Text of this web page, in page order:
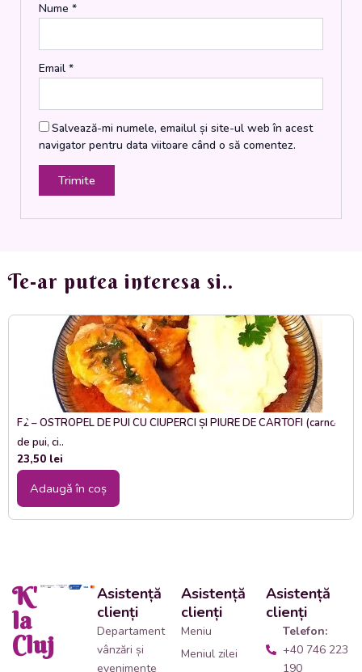
Nume *
Email *
Salvează-mi numele, emailul și site-ul web în acest
navigator pentru data viitoare când o să comentez.
Te-ar putea interesa si..
F2 – OSTROPEL DE PUI CU CIUPERCI ȘI PIURE DE CARTOFI (carne
de pui, ci..
23,50 lei
Adaugă în coș
K'
la
Cluj
Asistență
clienți
Departament
vânzări și
evenimente
Asistență
clienți
Meniu
Meniul zilei
Asistență
clienți
Telefon:
+40 746 223
190